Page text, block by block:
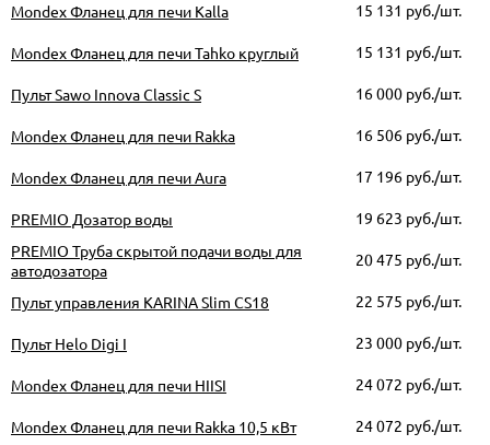
Mondex Фланец для печи Kalla 15 131 руб./шт.
Mondex Фланец для печи Tahko круглый 15 131 руб./шт.
Пульт Sawo Innova Classic S 16 000 руб./шт.
Mondex Фланец для печи Rakka 16 506 руб./шт.
Mondex Фланец для печи Aura 17 196 руб./шт.
PREMIO Дозатор воды 19 623 руб./шт.
PREMIO Труба скрытой подачи воды для
автодозатора
20 475 руб./шт.
Пульт управления KARINA Slim CS18 22 575 руб./шт.
Пульт Helo Digi I 23 000 руб./шт.
Mondex Фланец для печи HIISI 24 072 руб./шт.
Mondex Фланец для печи Rakka 10,5 кВт 24 072 руб./шт.